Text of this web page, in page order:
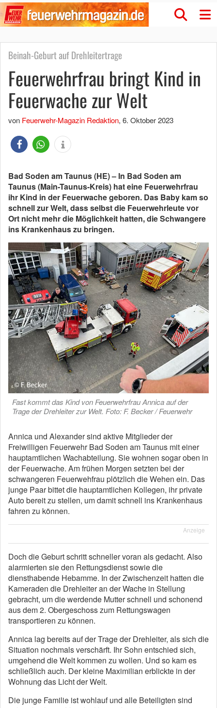
Beinah-Geburt auf Drehleitertrage
Feuerwehrfrau bringt Kind in
Feuerwache zur Welt
von Feuerwehr-Magazin Redaktion, 6. Oktober 2023
Bad Soden am Taunus (HE) – In Bad Soden am
Taunus (Main-Taunus-Kreis) hat eine Feuerwehrfrau
ihr Kind in der Feuerwache geboren. Das Baby kam so
schnell zur Welt, dass selbst die Feuerwehrleute vor
Ort nicht mehr die Möglichkeit hatten, die Schwangere
ins Krankenhaus zu bringen.
Fast kommt das Kind von Feuerwehrfrau Annica auf der
Trage der Drehleiter zur Welt. Foto: F. Becker / Feuerwehr
Annica und Alexander sind aktive Mitglieder der
Freiwilligen Feuerwehr Bad Soden am Taunus mit einer
hauptamtlichen Wachabteilung. Sie wohnen sogar oben in
der Feuerwache. Am frühen Morgen setzten bei der
schwangeren Feuerwehfrau plötzlich die Wehen ein. Das
junge Paar bittet die hauptamtlichen Kollegen, ihr private
Auto bereit zu stellen, um damit schnell ins Krankenhaus
fahren zu können.
Anzeige
Doch die Geburt schritt schneller voran als gedacht. Also
alarmierten sie den Rettungsdienst sowie die
diensthabende Hebamme. In der Zwischenzeit hatten die
Kameraden die Drehleiter an der Wache in Stellung
gebracht, um die werdende Mutter schnell und schonend
aus dem 2. Obergeschoss zum Rettungswagen
transportieren zu können.
Annica lag bereits auf der Trage der Drehleiter, als sich die
Situation nochmals verschärft. Ihr Sohn entschied sich,
umgehend die Welt kommen zu wollen. Und so kam es
schließlich auch. Der kleine Maximilian erblickte in der
Wohnung das Licht der Welt.
Die junge Familie ist wohlauf und alle Beteiligten sind